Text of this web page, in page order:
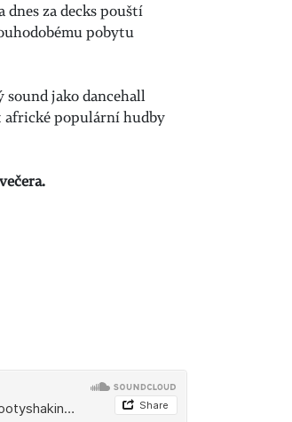
dnes za decks pouští
pobytu
sound jako dancehall
africké populární hudby